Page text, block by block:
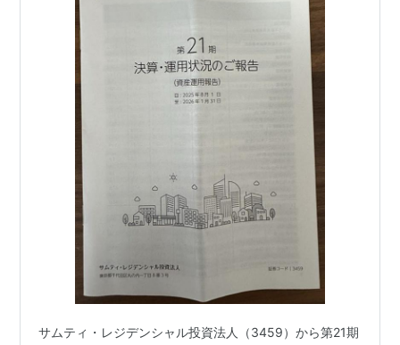
サムティ・レジデンシャル投資法人（3459）から第21期